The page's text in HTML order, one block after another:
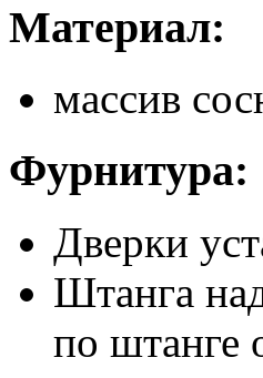
Материал:
массив
Фурнитура:
Дверки
Штанга
по штанге